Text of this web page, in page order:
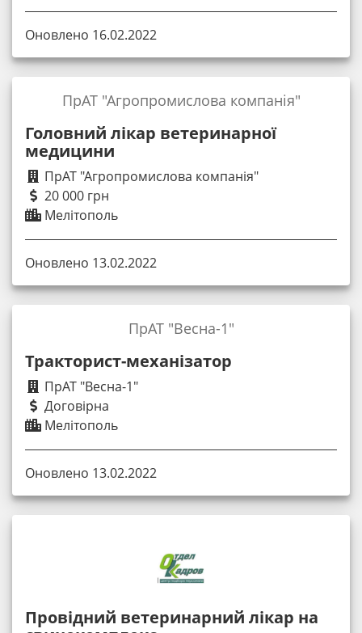
Оновлено 16.02.2022
Головний лікар ветеринарної
медицини
ПрАТ "Агропромислова компанія"
20 000 грн
Мелітополь
ПрАТ "Агропромислова компанія"
Оновлено 13.02.2022
Тракторист-механізатор
ПрАТ "Весна-1"
Договірна
Мелітополь
ПрАТ "Весна-1"
Оновлено 13.02.2022
Провідний ветеринарний лікар на